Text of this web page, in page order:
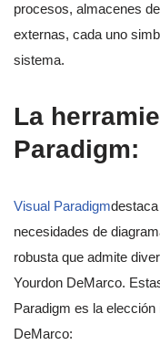
procesos, almacenes
externas, cada uno
sistema.
La
Paradigm:
Visual Paradigm
necesidades de
robusta que admite
Yourdon DeMarco.
Paradigm es la
DeMarco: